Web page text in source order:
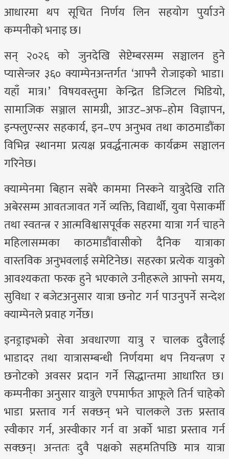
आधारमा थप सूचित निर्णय लिन सहयोग पुर्याउने
कम्पनीको भनाइ छ।
सन् २०२६ को जुनदेखि सेप्टेम्बरसम्म सञ्चालन हुने
प्यासेन्जर ३६० क्याम्पेनअन्तर्गत ‘आफ्नै रोजाइको भाडा।
यहाँ मात्र।’ विषयवस्तुमा केन्द्रित डिजिटल भिडियो,
सामाजिक सञ्जाल सामग्री, आउट–अफ–होम विज्ञापन,
इन्फ्लुएन्सर सहकार्य, इन–एप अनुभव तथा काठमाडौंका
विभिन्न स्थानमा प्रत्यक्ष प्रवर्द्धनात्मक कार्यक्रम सञ्चालन
गरिनेछ।
क्याम्पेनमा बिहान सबेरै काममा निस्कने यात्रुदेखि राति
अबेरसम्म आवतजावत गर्ने व्यक्ति, विद्यार्थी, युवा पेसाकर्मी
तथा स्वतन्त्र र आत्मविश्वासपूर्वक सहरमा यात्रा गर्न चाहने
महिलासम्मका काठमाडौंवासीको दैनिक यात्राका
वास्तविक अनुभवलाई समेटिनेछ। सहरका प्रत्येक यात्रुको
आवश्यकता फरक हुने भएकाले उनीहरूले आफ्नो समय,
सुविधा र बजेटअनुसार यात्रा छनोट गर्न पाउनुपर्ने सन्देश
क्याम्पेनले प्रवाह गर्नेछ।
इनड्राइभको सेवा अवधारणा यात्रु र चालक दुवैलाई
भाडादर तथा यात्रासम्बन्धी निर्णयमा थप नियन्त्रण र
छनोटको अवसर प्रदान गर्ने सिद्धान्तमा आधारित छ।
कम्पनीका अनुसार यात्रुले एपमार्फत आफूले तिर्न चाहेको
भाडा प्रस्ताव गर्न सक्छन् भने चालकले उक्त प्रस्ताव
स्वीकार गर्न, अस्वीकार गर्न वा अर्को भाडा प्रस्ताव गर्न
सक्छन्। अन्ततः दुवै पक्षको सहमतिपछि मात्र यात्रा